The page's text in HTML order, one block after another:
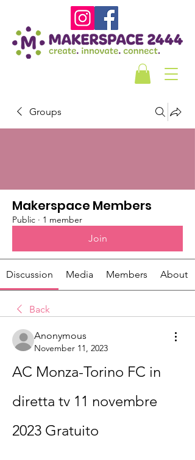
Groups
Makerspace Members
Public · 1 member
Join
Discussion Media Members About
Back
Anonymous
November 11, 2023
AC Monza-Torino FC in
diretta tv 11 novembre
2023 Gratuito